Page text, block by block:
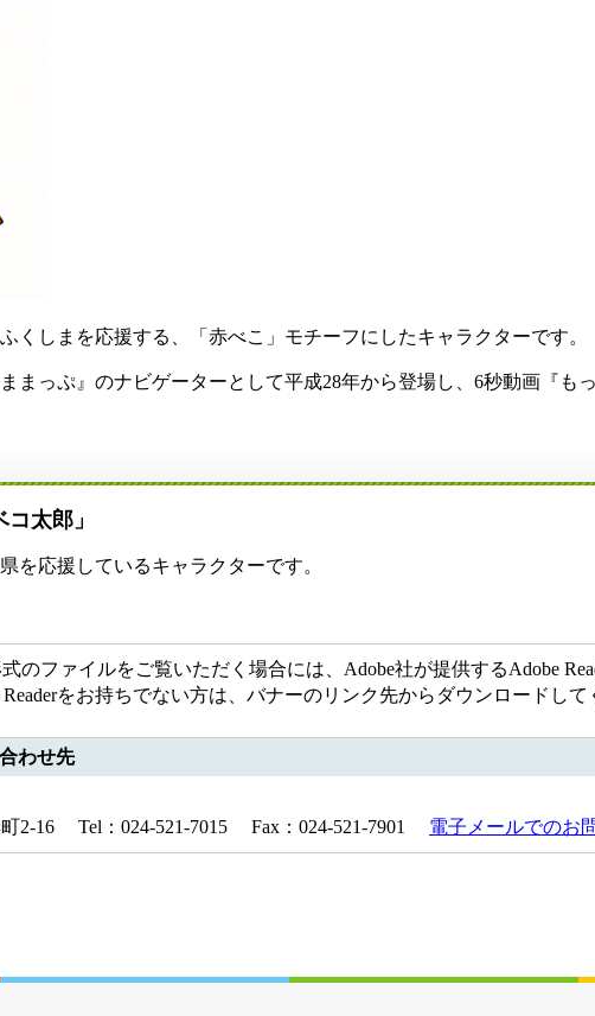
くしまを応援する、「赤べこ」モチーフにしたキャラクターです。
まっぷ』のナビゲーターとして平成28年から登場し、6秒動画『も
太郎」
応援しているキャラクターです。
のファイルをご覧いただく場合には、Adobe社が提供するAdobe
Readerをお持ちでない方は、バナーのリンク先からダウンロードして
わせ先
町2-16 Tel：024-521-7015 Fax：024-521-7901 電子メールでのお